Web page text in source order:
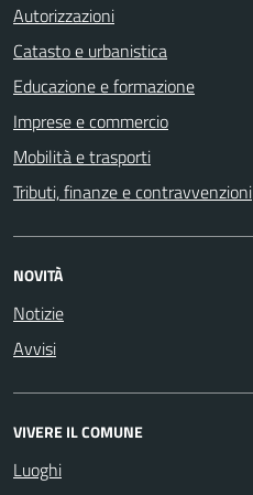
Autorizzazioni
Catasto e urbanistica
Educazione e formazione
Imprese e commercio
Mobilità e trasporti
Tributi, finanze e contravvenzioni
NOVITÀ
Notizie
Avvisi
VIVERE IL COMUNE
Luoghi